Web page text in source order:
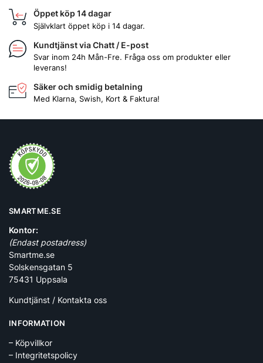
Öppet köp 14 dagar
Självklart öppet köp i 14 dagar.
Kundtjänst via Chatt / E-post
Svar inom 24h Mån-Fre. Fråga oss om produkter eller
leverans!
Säker och smidig betalning
Med Klarna, Swish, Kort & Faktura!
SMARTME.SE
Kontor:
(Endast postadress)
Smartme.se
Solskensgatan 5
75431 Uppsala
Kundtjänst / Kontakta oss
INFORMATION
– Köpvillkor
– Integritetspolicy